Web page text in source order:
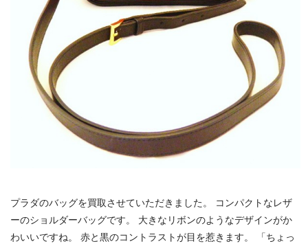
プラダのバッグを買取させていただきました。 コンパクトなレザ
ーのショルダーバッグです。 大きなリボンのようなデザインがか
わいいですね。 赤と黒のコントラストが目を惹きます。 「ちょっ